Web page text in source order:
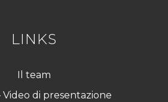
LINKS
Il team
Video di presentazione